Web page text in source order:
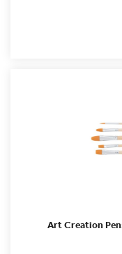
Art Creation